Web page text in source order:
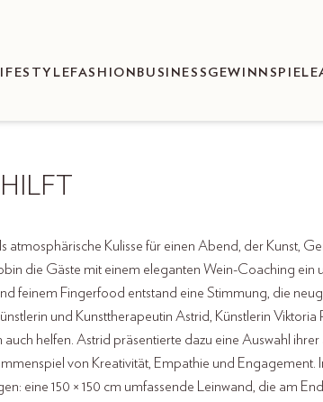
FASHION BUSINESS GEWINNSPIELE
atmosphärische Kulisse für einen Abend, der Kunst,
die Gäste mit einem eleganten Wein-Coaching ein
feinem Fingerfood entstand eine Stimmung, die
und Kunsttherapeutin Astrid, Künstlerin
helfen. Astrid präsentierte dazu eine Auswahl
von Kreativität, Empathie und Engagement.
eine 150 × 150 cm umfassende Leinwand, die am